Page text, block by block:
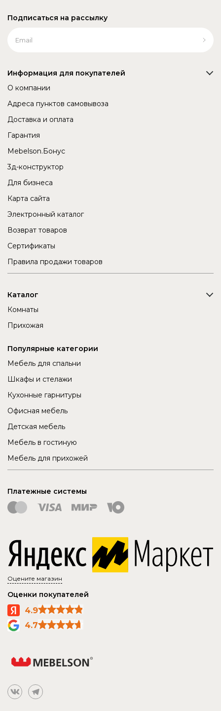
Подписаться на рассылку
Информация для покупателей
О компании
Адреса пунктов самовывоза
Доставка и оплата
Гарантия
Mebelson.Бонус
3д-конструктор
Для бизнеса
Карта сайта
Электронный каталог
Возврат товаров
Сертификаты
Правила продажи товаров
Каталог
Комнаты
Прихожая
Популярные категории
Мебель для спальни
Шкафы и стелажи
Кухонные гарнитуры
Офисная мебель
Детская мебель
Мебель в гостиную
Мебель для прихожей
Платежные системы
Оцените магазин
Оценки покупателей
4.9
4.7